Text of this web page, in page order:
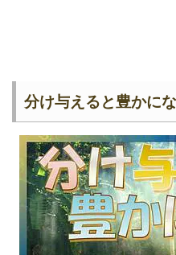
分け与えると豊かに